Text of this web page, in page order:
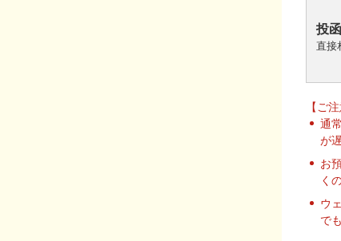
投
直接
【ご注
通
が
お
く
ウ
で